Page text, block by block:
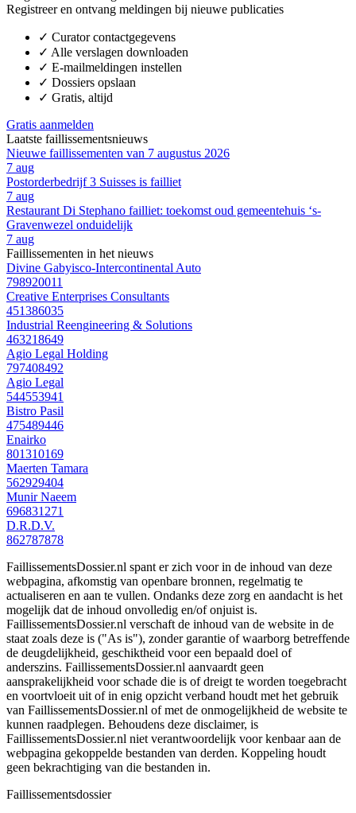
Registreer en ontvang meldingen bij nieuwe publicaties
✓ Curator contactgegevens
✓ Alle verslagen downloaden
✓ E-mailmeldingen instellen
✓ Dossiers opslaan
✓ Gratis, altijd
Gratis aanmelden
Laatste faillissementsnieuws
Nieuwe faillissementen van 7 augustus 2026
7 aug
Postorderbedrijf 3 Suisses is failliet
7 aug
Restaurant Di Stephano failliet: toekomst oud gemeentehuis ‘s-
Gravenwezel onduidelijk
7 aug
Faillissementen in het nieuws
Divine Gabyisco-Intercontinental Auto
798920011
Creative Enterprises Consultants
451386035
Industrial Reengineering & Solutions
463218649
Agio Legal Holding
797408492
Agio Legal
544553941
Bistro Pasil
475489446
Enairko
801310169
Maerten Tamara
562929404
Munir Naeem
696831271
D.R.D.V.
862787878
FaillissementsDossier.nl spant er zich voor in de inhoud van deze
webpagina, afkomstig van openbare bronnen, regelmatig te
actualiseren en aan te vullen. Ondanks deze zorg en aandacht is het
mogelijk dat de inhoud onvolledig en/of onjuist is.
FaillissementsDossier.nl verschaft de inhoud van de website in de
staat zoals deze is ("As is"), zonder garantie of waarborg betreffende
de deugdelijkheid, geschiktheid voor een bepaald doel of
anderszins. FaillissementsDossier.nl aanvaardt geen
aansprakelijkheid voor schade die is of dreigt te worden toegebracht
en voortvloeit uit of in enig opzicht verband houdt met het gebruik
van FaillissementsDossier.nl of met de onmogelijkheid de website te
kunnen raadplegen. Behoudens deze disclaimer, is
FaillissementsDossier.nl niet verantwoordelijk voor kenbaar aan de
webpagina gekoppelde bestanden van derden. Koppeling houdt
geen bekrachtiging van die bestanden in.
Faillissementsdossier